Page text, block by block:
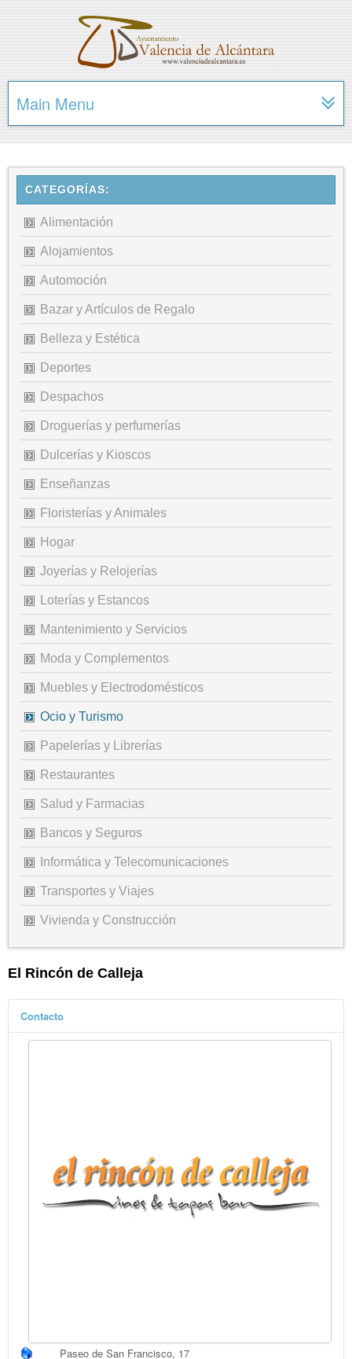
Main Menu
CATEGORÍAS:
Alimentación
Alojamientos
Automoción
Bazar y Artículos de Regalo
Belleza y Estética
Deportes
Despachos
Droguerías y perfumerías
Dulcerías y Kioscos
Enseñanzas
Floristerías y Animales
Hogar
Joyerías y Relojerías
Loterías y Estancos
Mantenimiento y Servicios
Moda y Complementos
Muebles y Electrodomésticos
Ocio y Turismo
Papelerías y Librerías
Restaurantes
Salud y Farmacias
Bancos y Seguros
Informática y Telecomunicaciones
Transportes y Viajes
Vivienda y Construcción
El Rincón de Calleja
Contacto
Paseo de San Francisco, 17